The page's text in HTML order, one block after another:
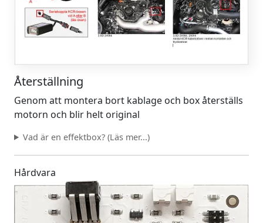
Återställning
Genom att montera bort kablage och box återställs
motorn och blir helt original
Vad är en effektbox? (Läs mer...)
Hårdvara